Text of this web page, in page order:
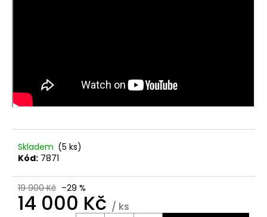
Skladem (5 ks)
Kód: 7871
19 900 Kč –29 %
14 000 Kč / ks
BEATRICE
1419-
0794
Kč